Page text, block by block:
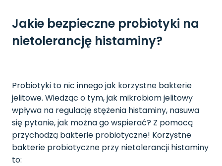
Jakie bezpieczne probiotyki na
nietolerancję histaminy?
Probiotyki to nic innego jak korzystne bakterie
jelitowe. Wiedząc o tym, jak mikrobiom jelitowy
wpływa na regulację stężenia histaminy, nasuwa
się pytanie, jak można go wspierać? Z pomocą
przychodzą bakterie probiotyczne! Korzystne
bakterie probiotyczne przy nietolerancji histaminy
to: